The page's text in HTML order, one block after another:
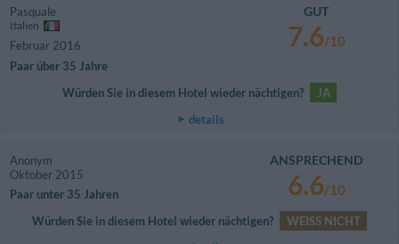
Pasquale
Italien
Februar 2016
Paar über 35 Jahre
GUT
7.6/10
Würden Sie in diesem Hotel wieder nächtigen?
JA
details
Anonym
Oktober 2015
Paar unter 35 Jahren
ANSPRECHEND
6.6/10
Würden Sie in diesem Hotel wieder nächtigen?
WEISS NICHT